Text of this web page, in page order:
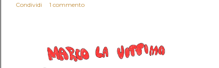
Condividi 1 commento